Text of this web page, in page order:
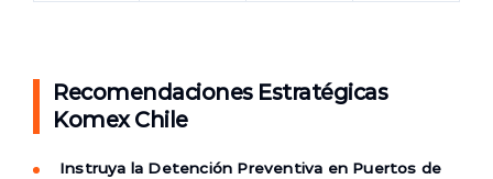
Recomendaciones Estratégicas
Komex Chile
Instruya la Detención Preventiva en Puertos de